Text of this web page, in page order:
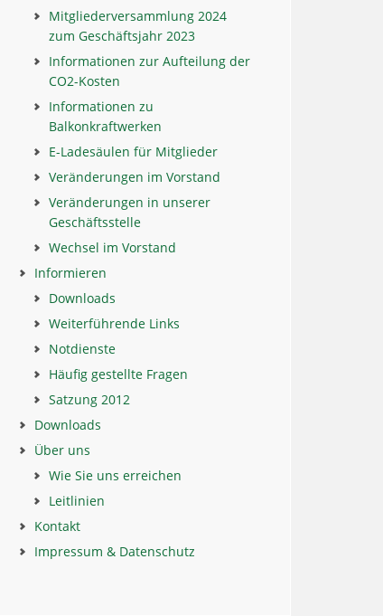
Mitgliederversammlung 2024
zum Geschäftsjahr 2023
Informationen zur Aufteilung der
CO2-Kosten
Informationen zu
Balkonkraftwerken
E-Ladesäulen für Mitglieder
Veränderungen im Vorstand
Veränderungen in unserer
Geschäftsstelle
Wechsel im Vorstand
Informieren
Downloads
Weiterführende Links
Notdienste
Häufig gestellte Fragen
Satzung 2012
Downloads
Über uns
Wie Sie uns erreichen
Leitlinien
Kontakt
Impressum & Datenschutz